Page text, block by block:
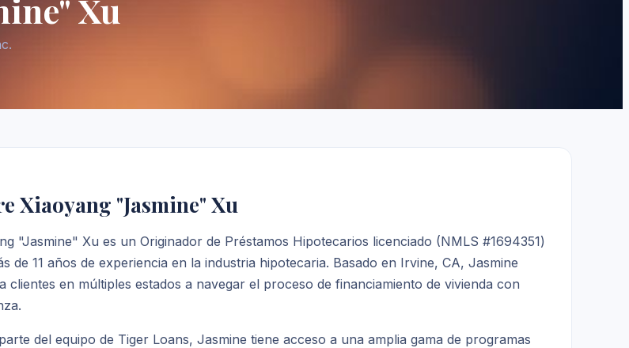
Xu
Xiaoyang "Jasmine" Xu
"Jasmine" Xu es un Originador de Préstamos Hipotecarios licenciado (NMLS #1694351)
de 11 años de experiencia en la industria hipotecaria. Basado en Irvine, CA, Jasmine
clientes en múltiples estados a navegar el proceso de financiamiento de vivienda con
del equipo de Tiger Loans, Jasmine tiene acceso a una amplia gama de programas